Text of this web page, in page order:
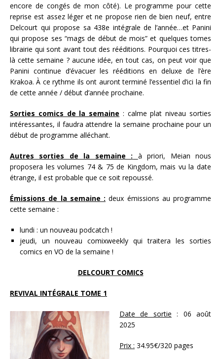
encore de congés de mon côté). Le programme pour cette
reprise est assez léger et ne propose rien de bien neuf, entre
Delcourt qui propose sa 438e intégrale de l’année…et Panini
qui propose ses “mags de début de mois” et quelques tomes
librairie qui sont avant tout des rééditions. Pourquoi ces titres-
là cette semaine ? aucune idée, en tout cas, on peut voir que
Panini continue d’évacuer les rééditions en deluxe de l’ère
Krakoa. À ce rythme ils ont auront terminé l’essentiel d’ici la fin
de cette année / début d’année prochaine.
Sorties comics de la semaine : calme plat niveau sorties
intéressantes, il faudra attendre la semaine prochaine pour un
début de programme alléchant.
Autres sorties de la semaine :
à priori, Meian nous
proposera les volumes 74 & 75 de Kingdom, mais vu la date
étrange, il est probable que ce soit repoussé.
Émissions de la semaine : deux émissions au programme
cette semaine :
lundi : un nouveau podcatch !
jeudi, un nouveau comixweekly qui traitera les sorties
comics en VO de la semaine !
DELCOURT COMICS
REVIVAL INTÉGRALE TOME 1
Date de sortie : 06 août
2025
Prix : 34.95€/320 pages